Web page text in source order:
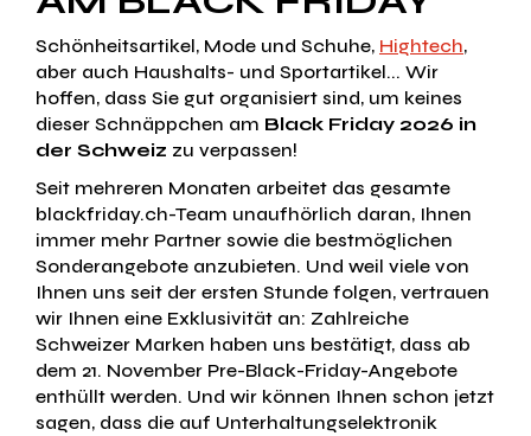
Schönheitsartikel, Mode und Schuhe, Hightech,
aber auch Haushalts- und Sportartikel... Wir
hoffen, dass Sie gut organisiert sind, um keines
dieser Schnäppchen am Black Friday 2026 in
der Schweiz zu verpassen!
Seit mehreren Monaten arbeitet das gesamte
blackfriday.ch-Team unaufhörlich daran, Ihnen
immer mehr Partner sowie die bestmöglichen
Sonderangebote anzubieten. Und weil viele von
Ihnen uns seit der ersten Stunde folgen, vertrauen
wir Ihnen eine Exklusivität an: Zahlreiche
Schweizer Marken haben uns bestätigt, dass ab
dem 21. November Pre-Black-Friday-Angebote
enthüllt werden. Und wir können Ihnen schon jetzt
sagen, dass die auf Unterhaltungselektronik